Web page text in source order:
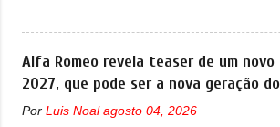
apresentou com o
design ainda mais Mad
característico da Rezvani.
imagens, a marca já
será um carro muito
Jensen International
de JIA) apresentou uma
que mostra como será o
esportivo que recolocará a
mercado. O granturismo
uma nova imagem de
Alfa Romeo revela teaser de um novo
2027, que pode ser a nova geração
Por Luis Noal agosto 04, 2026